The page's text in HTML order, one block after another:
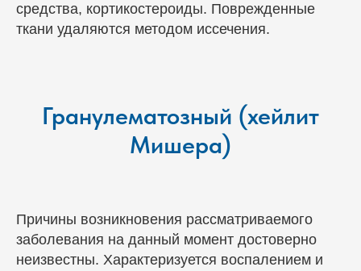
средства, кортикостероиды. Поврежденные
ткани удаляются методом иссечения.
Гранулематозный (хейлит
Мишера)
Причины возникновения рассматриваемого
заболевания на данный момент достоверно
неизвестны. Характеризуется воспалением и